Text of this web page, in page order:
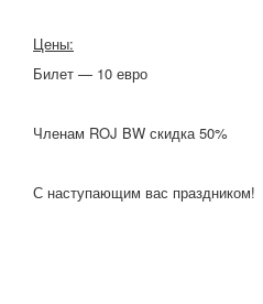
Цены:
Билет — 10 евро
Членам ROJ BW скидка 50%
С наступающим вас праздником!